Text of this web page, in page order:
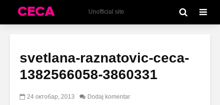
Unofficial site
svetlana-raznatovic-ceca-
1382566058-3860331
24 октобар, 2013 Dodaj komentar